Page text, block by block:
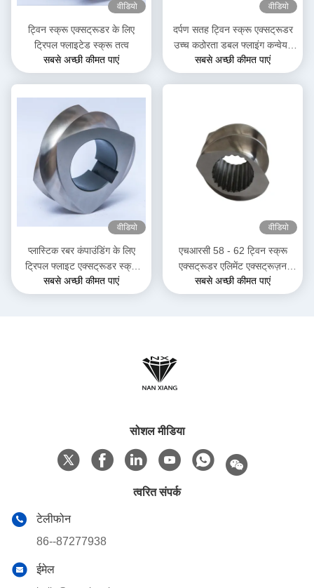
वीडियो
ट्विन स्क्रू एक्सट्रूडर के लिए
ट्रिपल फ्लाइटेड स्क्रू तत्व
सबसे अच्छी कीमत पाएं
वीडियो
दर्पण सतह ट्विन स्क्रू एक्सट्रूडर
उच्च कठोरता डबल फ्लाइंग कन्वेयर
स्क्रू तत्व
सबसे अच्छी कीमत पाएं
वीडियो
प्लास्टिक रबर कंपाउंडिंग के लिए
ट्रिपल फ्लाइट एक्सट्रूडर स्क्रू
एलिमेंट सिंगल स्लाइन शाफ्ट
सबसे अच्छी कीमत पाएं
वीडियो
एचआरसी 58 - 62 ट्विन स्क्रू
एक्सट्रूडर एलिमेंट एक्सट्रूज़न
मशीन पार्ट्स फॉर हाई टेम्परेचर
सबसे अच्छी कीमत पाएं
सोशल मीडिया
त्वरित संपर्क
टेलीफोन
86--87277938
ईमेल